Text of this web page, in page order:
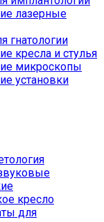
лазерные
гнатологии
кресла и стулья
микроскопы
установки
кресло
для